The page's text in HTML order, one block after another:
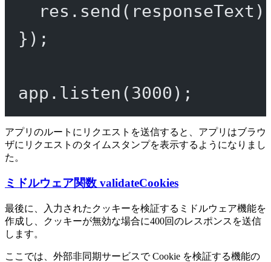
res. send
});
app. listen (3000 );
アプリのルートにリクエストを送信すると、アプリはブラウ
ザにリクエストのタイムスタンプを表示するようになりまし
た。
ミドルウェア関数 validateCookies
最後に、入力されたクッキーを検証するミドルウェア機能を
作成し、クッキーが無効な場合に400回のレスポンスを送信
します。
ここでは、外部非同期サービスで Cookie を検証する機能の